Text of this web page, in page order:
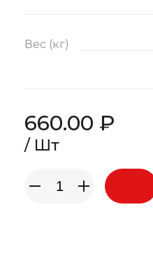
Вес (кг)
660.00 ₽
/ Шт